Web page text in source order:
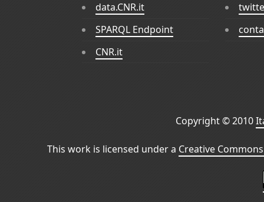
data.CNR.it
SPARQL Endpoint
CNR.it
Copyright © 2010
This work is licensed under a Creative